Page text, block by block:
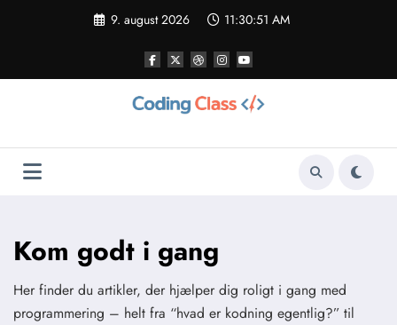
9. august 2026 11:30:52 AM
Kom godt i gang
Her finder du artikler, der hjælper dig roligt i gang med
programmering – helt fra “hvad er kodning egentlig?” til